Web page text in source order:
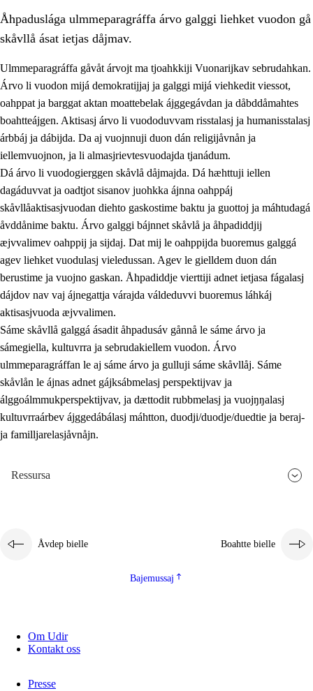
1. Åhpadusá árvvovuodo
1.1 Almasjárvvo
1.2 Identitiehtta ja kultuvralasj moattevuohta
1.3 Lájttális ájádallam ja estetihkalasj diedulasjvuohta
1.4 Dahkamávvo, berustibme ja diehtemvájnogisvuohta
1.5 Vieledus luonnduj ja birásdiedulasjvuohta
1.6 Demokratijja ja oassálasstem
Åhpaduslága ulmmeparagráffa árvo galggi liehket vuodon gå
skåvllå ásat ietjas dåjmav.
Ulmmeparagráffa gåvåt árvojt ma tjoahkkiji Vuonarijkav sebrudahkan.
Árvo li vuodon mijá demokratijjaj ja galggi mijá viehkedit viessot,
oahppat ja barggat aktan moattebelak ájggegávdan ja dåbddåmahtes
boahtteájgen. Aktisasj árvo li vuododuvvam risstalasj ja humanisstalasj
árbbáj ja dábijda. Da aj vuojnnuji duon dán religijåvnån ja
iellemvuojnon, ja li almasjrievtesvuodajda tjanádum.
Dá árvo li vuodogierggen skåvlå dåjmajda. Dá hæhttuji iellen
dagáduvvat ja oadtjot sisanov juohkka ájnna oahppáj
skåvllåaktisasjvuodan diehto gaskostime baktu ja guottoj ja máhtudagá
åvddånime baktu. Árvo galggi bájnnet skåvlå ja åhpadiddjij
æjvvalimev oahppij ja sijdaj. Dat mij le oahppijda buoremus galggá
agev liehket vuodulasj vieledussan. Agev le gielldem duon dán
berustime ja vuojno gaskan. Åhpadiddje vierttiji adnet ietjasa fágalasj
dájdov nav vaj ájnegattja várajda váldeduvvi buoremus láhkáj
aktisasjvuoda æjvvalimen.
Sáme skåvllå galggá ásadit åhpadusáv gånnå le sáme árvo ja
sámegiella, kultuvrra ja sebrudakiellem vuodon. Árvo
ulmmeparagráffan le aj sáme árvo ja gulluji sáme skåvllåj. Sáme
skåvlån le ájnas adnet gájksábmelasj perspektijvav ja
álggoálmmukperspektijvav, ja dættodit rubbmelasj ja vuojŋŋalasj
kultuvrraárbev ájggedábálasj máhtton, duodji/duodje/duedtie ja beraj-
ja familljarelasjåvnåjn.
Ressursa
Åvdep bielle Boahtte bielle
Bajemussaj
Om Udir
Kontakt oss
Presse